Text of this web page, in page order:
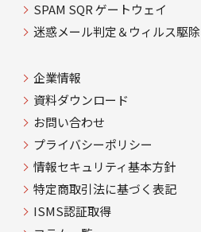
SPAM SQR ゲートウェイ
迷惑メール判定＆ウィルス駆除
企業情報
資料ダウンロード
お問い合わせ
プライバシーポリシー
情報セキュリティ基本方針
特定商取引法に基づく表記
ISMS認証取得